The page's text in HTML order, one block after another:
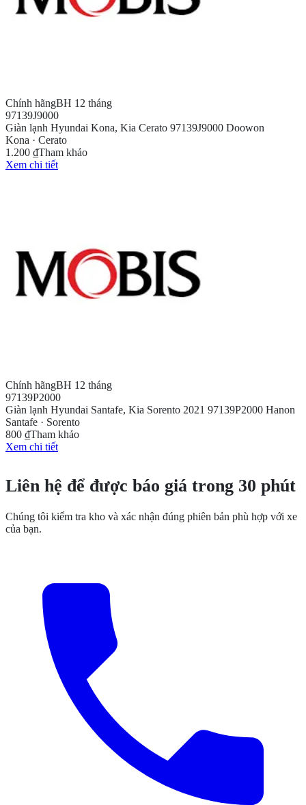
Chính hãngBH 12 tháng
97139J9000
Giàn lạnh Hyundai Kona, Kia Cerato 97139J9000 Doowon
Kona · Cerato
1.200 ₫Tham khảo
Xem chi tiết
Chính hãngBH 12 tháng
97139P2000
Giàn lạnh Hyundai Santafe, Kia Sorento 2021 97139P2000 Hanon
Santafe · Sorento
800 ₫Tham khảo
Xem chi tiết
Liên hệ để được báo giá trong 30 phút
Chúng tôi kiểm tra kho và xác nhận đúng phiên bản phù hợp với xe
của bạn.